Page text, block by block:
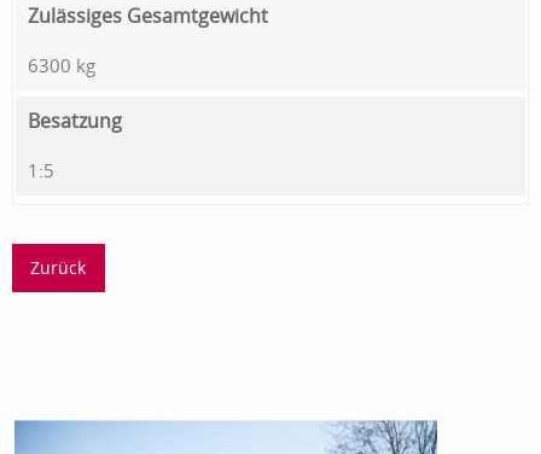
Zulässiges Gesamtgewicht
6300 kg
Besatzung
1:5
Zurück